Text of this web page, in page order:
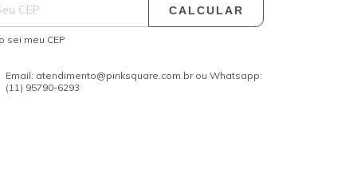
CALCULAR
sei meu CEP
Email: atendimento@pinksquare.com.brou Whatsapp:
(11) 95790-6293